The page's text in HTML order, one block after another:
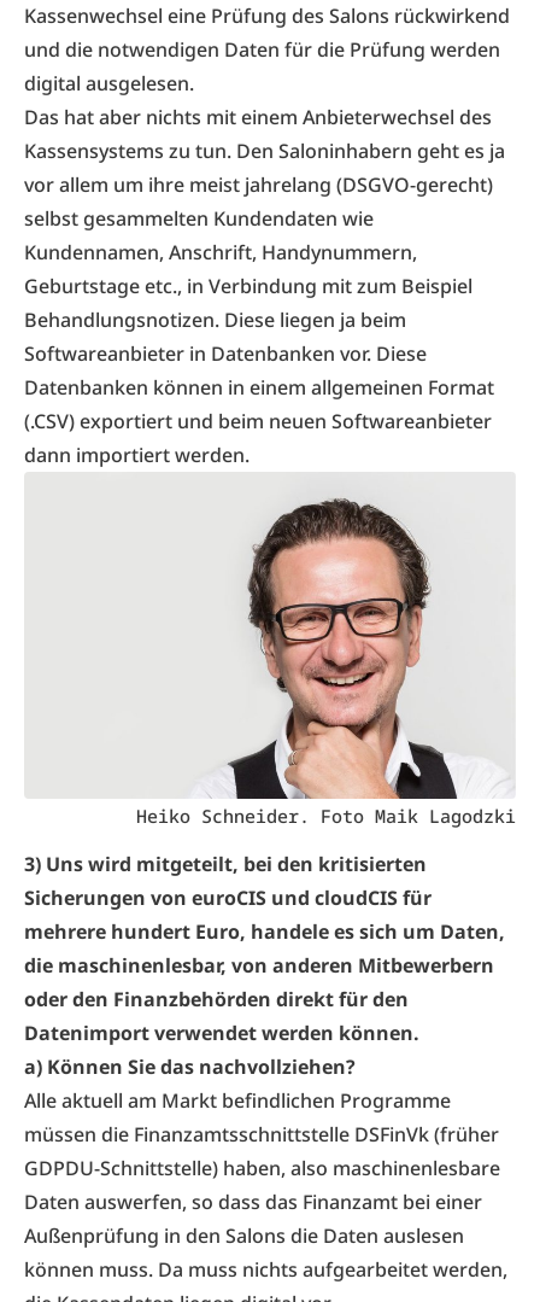
Kassenwechsel eine Prüfung des Salons rückwirkend
und die notwendigen Daten für die Prüfung werden
digital ausgelesen.
Das hat aber nichts mit einem Anbieterwechsel des
Kassensystems zu tun. Den Saloninhabern geht es ja
vor allem um ihre meist jahrelang (DSGVO-gerecht)
selbst gesammelten Kundendaten wie
Kundennamen, Anschrift, Handynummern,
Geburtstage etc., in Verbindung mit zum Beispiel
Behandlungsnotizen. Diese liegen ja beim
Softwareanbieter in Datenbanken vor. Diese
Datenbanken können in einem allgemeinen Format
(.CSV) exportiert und beim neuen Softwareanbieter
dann importiert werden.
Heiko Schneider. Foto Maik Lagodzki
3) Uns wird mitgeteilt, bei den kritisierten
Sicherungen von euroCIS und cloudCIS für
mehrere hundert Euro, handele es sich um Daten,
die maschinenlesbar, von anderen Mitbewerbern
oder den Finanzbehörden direkt für den
Datenimport verwendet werden können.
a) Können Sie das nachvollziehen?
Alle aktuell am Markt befindlichen Programme
müssen die Finanzamtsschnittstelle DSFinVk (früher
GDPDU-Schnittstelle) haben, also maschinenlesbare
Daten auswerfen, so dass das Finanzamt bei einer
Außenprüfung in den Salons die Daten auslesen
können muss. Da muss nichts aufgearbeitet werden,